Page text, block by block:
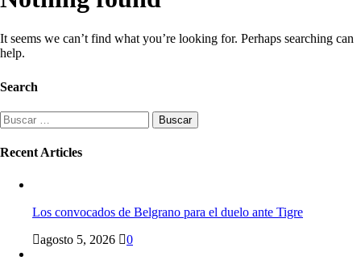
It seems we can’t find what you’re looking for. Perhaps searching can
help.
Search
Buscar:
Recent Articles
Los convocados de Belgrano para el duelo ante Tigre
agosto 5, 2026
0